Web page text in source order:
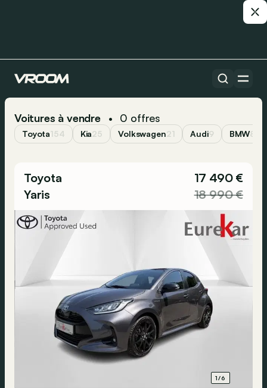
Voitures à vendre • 0 offres
Toyota154 Kia25 Volkswagen21 Audi9 BMW8
Toyota
Yaris
17 490 €
18 990 €
1/6